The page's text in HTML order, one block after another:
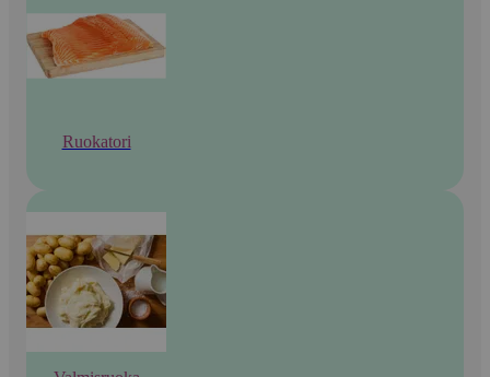
Ruokatori